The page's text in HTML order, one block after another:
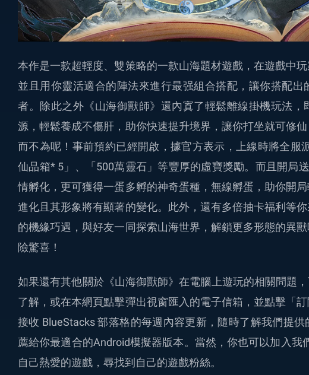
本作是一款超輕度、雙策略的一款山海題材遊戲，在遊戲中
並且用你靈活適合的陣法來進行最强組合搭配，讓你搭配
者。除此之外《山海御獸師》還內寘了輕鬆離線掛機玩法
源，輕鬆養成不傷肝，助你快速提升境界，讓你打坐就可修
而不為呢！事前預約已經開啟，據官方表示，上線時將全服
仙品箱* 5」、「500萬靈石」等豐厚的虛寶獎勵。而且開局
情孵化，更可獲得一蛋多孵的神奇蛋種，無線孵蛋，助你開
進化且其形象將有顯著的變化。此外，還有多倍抽卡福利等
的機緣巧遇，與好友一同探索山海世界，解鎖更多形態的異
險驚喜！
如果還有其他關於《山海御獸師》在電腦上遊玩的相關問題
了解，或在本網頁點擊彈出視窗匯入的電子信箱，並點擊「
接收 BlueStacks 部落格的每週內容更新，隨時了解我們提
薦給你最適合的Android模擬器版本。當然，你也可以加入我
自己熱愛的遊戲，尋找到自己的遊戲粉絲。